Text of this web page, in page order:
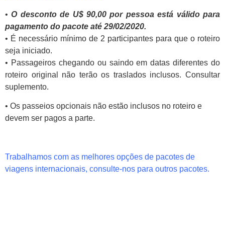
•O desconto de U$ 90,00 por pessoa está válido para
pagamento do pacote até 29/02/2020.
• É necessário mínimo de 2 participantes para que o roteiro
seja iniciado.
• Passageiros chegando ou saindo em datas diferentes do
roteiro original não terão os traslados inclusos. Consultar
suplemento.
• Os passeios opcionais não estão inclusos no roteiro e
devem ser pagos a parte.
Trabalhamos com as melhores opções de pacotes de
viagens internacionais, consulte-nos para outros pacotes.